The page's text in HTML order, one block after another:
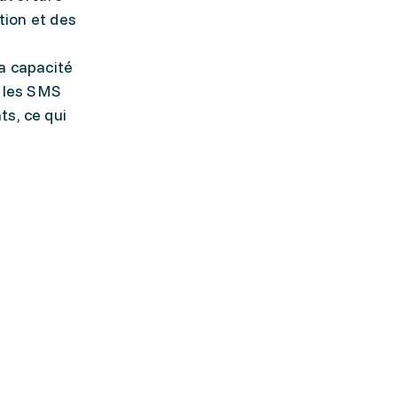
et des
capacité
SMS
ce qui